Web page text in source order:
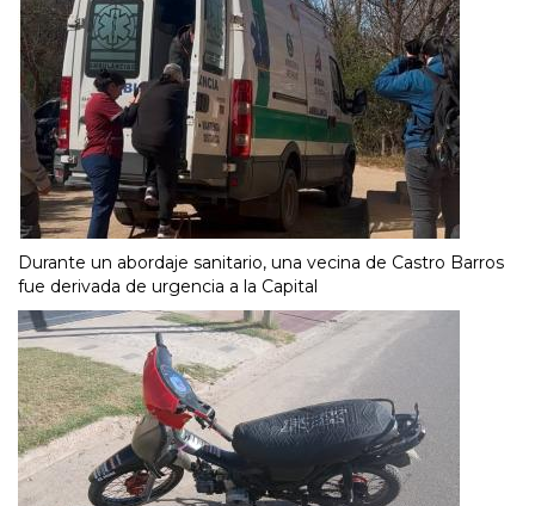
Durante un abordaje sanitario, una vecina de Castro Barros
fue derivada de urgencia a la Capital